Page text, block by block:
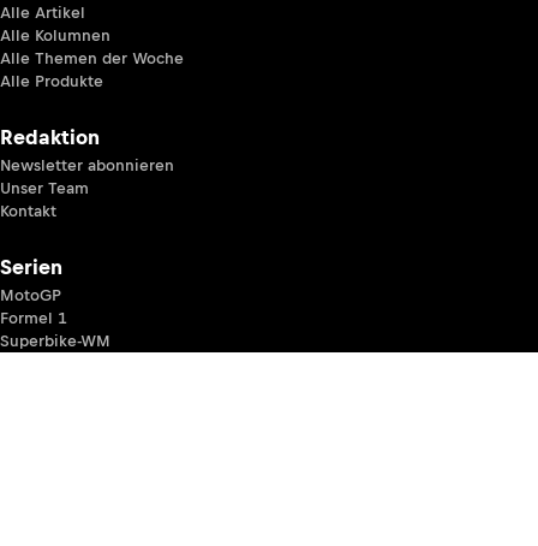
Alle Artikel
Alle Kolumnen
Alle Themen der Woche
Alle Produkte
Redaktion
Newsletter abonnieren
Unser Team
Kontakt
Serien
MotoGP
Formel 1
Superbike-WM